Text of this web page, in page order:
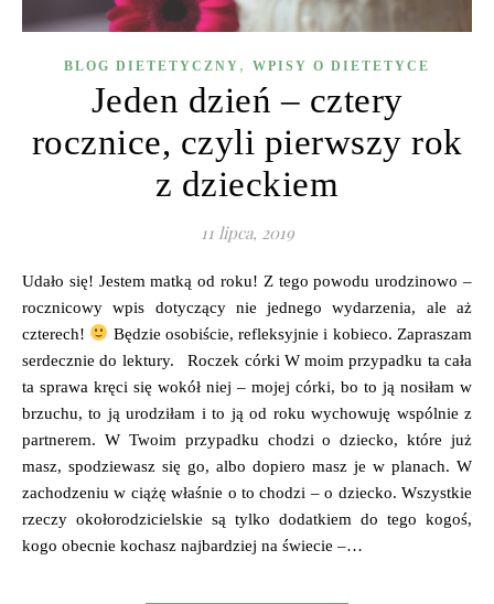
BLOG DIETETYCZNY , WPISY O DIETETYCE
Jeden dzień – cztery
rocznice, czyli pierwszy rok
z dzieckiem
11 lipca, 2019
Udało się! Jestem matką od roku! Z tego powodu urodzinowo –
rocznicowy wpis dotyczący nie jednego wydarzenia, ale aż
czterech!
Będzie osobiście, refleksyjnie i kobieco. Zapraszam
serdecznie do lektury. Roczek córki W moim przypadku ta cała
ta sprawa kręci się wokół niej – mojej córki, bo to ją nosiłam w
brzuchu, to ją urodziłam i to ją od roku wychowuję wspólnie z
partnerem. W Twoim przypadku chodzi o dziecko, które już
masz, spodziewasz się go, albo dopiero masz je w planach. W
zachodzeniu w ciążę właśnie o to chodzi – o dziecko. Wszystkie
rzeczy okołorodzicielskie są tylko dodatkiem do tego kogoś,
kogo obecnie kochasz najbardziej na świecie –…